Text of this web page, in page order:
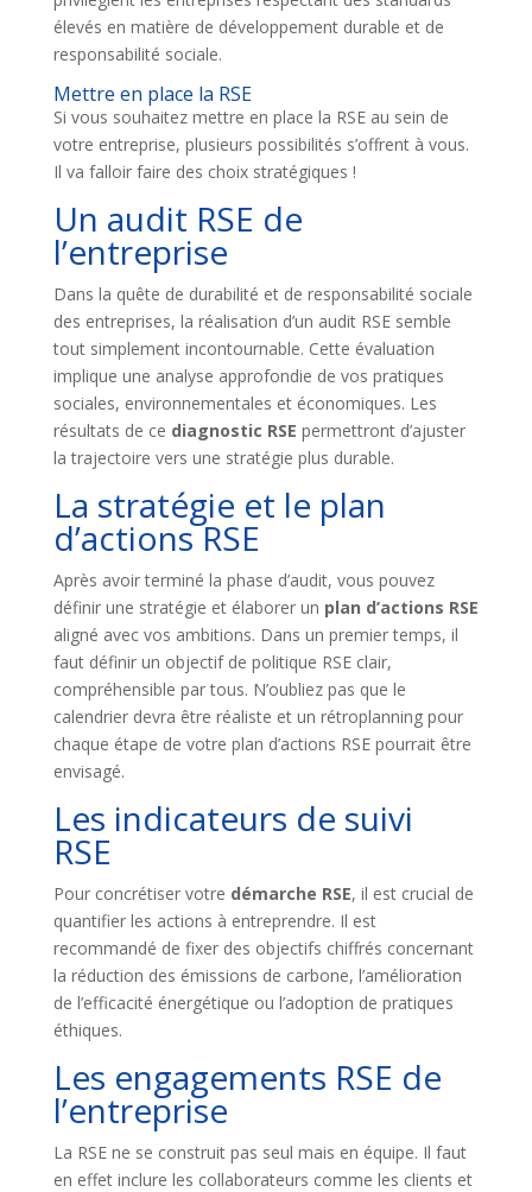
élevés en matière de développement durable et de
responsabilité sociale.
Mettre en place la RSE
Si vous souhaitez mettre en place la RSE au sein de
votre entreprise, plusieurs possibilités s’offrent à vous.
Il va falloir faire des choix stratégiques !
Un audit RSE de
l’entreprise
Dans la quête de durabilité et de responsabilité sociale
des entreprises, la réalisation d’un audit RSE semble
tout simplement incontournable. Cette évaluation
implique une analyse approfondie de vos pratiques
sociales, environnementales et économiques. Les
résultats de ce diagnostic RSE permettront d’ajuster
la trajectoire vers une stratégie plus durable.
La stratégie et le plan
d’actions RSE
Après avoir terminé la phase d’audit, vous pouvez
définir une stratégie et élaborer un plan d’actions RSE
aligné avec vos ambitions. Dans un premier temps, il
faut définir un objectif de politique RSE clair,
compréhensible par tous. N’oubliez pas que le
calendrier devra être réaliste et un rétroplanning pour
chaque étape de votre plan d’actions RSE pourrait être
envisagé.
Les indicateurs de suivi
RSE
Pour concrétiser votre démarche RSE, il est crucial de
quantifier les actions à entreprendre. Il est
recommandé de fixer des objectifs chiffrés concernant
la réduction des émissions de carbone, l’amélioration
de l’efficacité énergétique ou l’adoption de pratiques
éthiques.
Les engagements RSE de
l’entreprise
La RSE ne se construit pas seul mais en équipe. Il faut
en effet inclure les collaborateurs comme les clients et